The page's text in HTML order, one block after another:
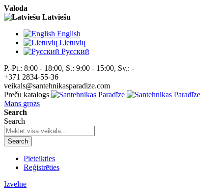
Valoda
Latviešu
English
Lietuvių
Pусский
P.-Pt.: 8:00 - 18:00, S.: 9:00 - 15:00, Sv.: -
+371 2834-55-36
veikals@santehnikasparadize.com
Preču katalogs
Mans grozs
Search
Search
Search
Pieteikties
Reģistrēties
Izvēlne